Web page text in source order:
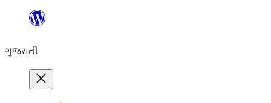
કંટેન્ટ(લખાણ)
જાઓ
ગુજરાતી